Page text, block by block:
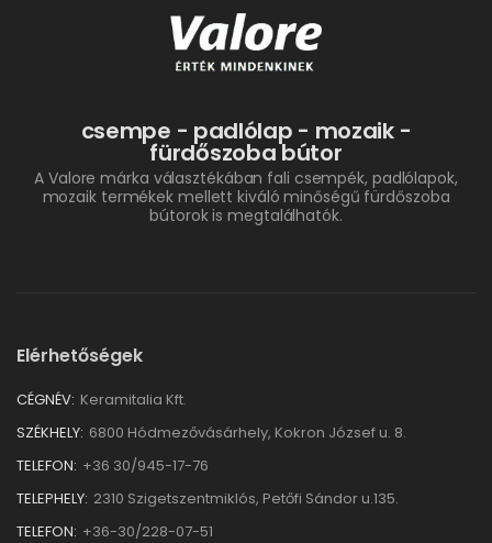
csempe - padlólap - mozaik -
fürdőszoba bútor
A Valore márka választékában fali csempék, padlólapok,
mozaik termékek mellett kiváló minőségű fürdőszoba
bútorok is megtalálhatók.
Elérhetőségek
CÉGNÉV: Keramitalia Kft.
SZÉKHELY: 6800 Hódmezővásárhely, Kokron József u. 8.
TELEFON: +36 30/945-17-76
TELEPHELY: 2310 Szigetszentmiklós, Petőfi Sándor u.135.
TELEFON: +36-30/228-07-51